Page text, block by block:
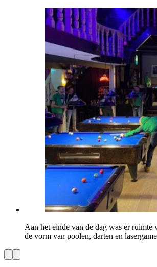
Aan het einde van de dag was er ruimte
de vorm van poolen, darten en